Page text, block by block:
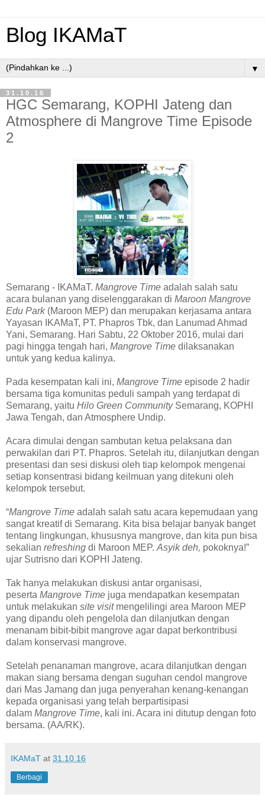
Blog IKAMaT
▼
31.10.16
HGC Semarang, KOPHI Jateng dan
Atmosphere di Mangrove Time Episode
2
Semarang - IKAMaT. Mangrove Time adalah salah satu
acara bulanan yang diselenggarakan di Maroon Mangrove
Edu Park(Maroon MEP) dan merupakan kerjasama antara
Yayasan IKAMaT, PT. Phapros Tbk, dan Lanumad Ahmad
Yani, Semarang. Hari Sabtu, 22 Oktober 2016, mulai dari
pagi hingga tengah hari, Mangrove Time dilaksanakan
untuk yang kedua kalinya.
Pada kesempatan kali ini, Mangrove Time episode 2 hadir
bersama tiga komunitas peduli sampah yang terdapat di
Semarang, yaitu Hilo Green Community Semarang, KOPHI
Jawa Tengah, dan Atmosphere Undip.
Acara dimulai dengan sambutan ketua pelaksana dan
perwakilan dari PT. Phapros. Setelah itu, dilanjutkan dengan
presentasi dan sesi diskusi oleh tiap kelompok mengenai
setiap konsentrasi bidang keilmuan yang ditekuni oleh
kelompok tersebut.
“Mangrove Time adalah salah satu acara kepemudaan yang
sangat kreatif di Semarang. Kita bisa belajar banyak banget
tentang lingkungan, khususnya mangrove, dan kita pun bisa
sekalian refreshing di Maroon MEP. Asyik deh, pokoknya!”
ujar Sutrisno dari KOPHI Jateng.
Tak hanya melakukan diskusi antar organisasi,
peserta Mangrove Time juga mendapatkan kesempatan
untuk melakukan site visitmengelilingi area Maroon MEP
yang dipandu oleh pengelola dan dilanjutkan dengan
menanam bibit-bibit mangrove agar dapat berkontribusi
dalam konservasi mangrove.
Setelah penanaman mangrove, acara dilanjutkan dengan
makan siang bersama dengan suguhan cendol mangrove
dari Mas Jamang dan juga penyerahan kenang-kenangan
kepada organisasi yang telah berpartisipasi
dalam Mangrove Time, kali ini. Acara ini ditutup dengan foto
bersama. (AA/RK).
IKAMaT at 31.10.16
Berbagi